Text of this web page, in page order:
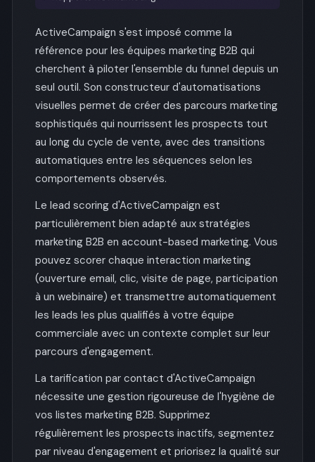
ActiveCampaign s'est imposé comme la
référence pour les équipes marketing B2B qui
cherchent à piloter l'ensemble du funnel depuis un
seul outil. Son constructeur d'automatisations
visuelles permet de créer des parcours marketing
sophistiqués qui nourrissent les prospects tout
au long du cycle de vente, avec des transitions
automatiques entre les séquences selon les
comportements observés.
Le lead scoring d'ActiveCampaign est
particulièrement bien adapté aux stratégies
marketing B2B en account-based marketing. Vous
pouvez scorer chaque interaction marketing
(ouverture email, clic, visite de page, participation
à un webinaire) et transmettre automatiquement
les leads les plus qualifiés à votre équipe
commerciale avec un contexte complet sur leur
parcours d'engagement.
La tarification par contact d'ActiveCampaign
nécessite une gestion rigoureuse de l'hygiène de
vos listes marketing B2B. Supprimez
régulièrement les prospects inactifs, segmentez
par niveau d'engagement et priorisez la qualité sur